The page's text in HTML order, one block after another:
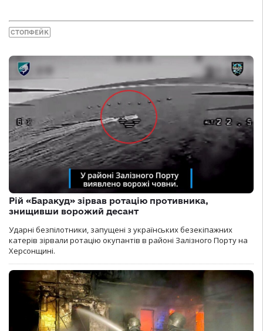
СТОПФЕЙК
Рій «Баракуд» зірвав ротацію противника,
знищивши ворожий десант
Ударні безпілотники, запущені з українських безекіпажних
катерів зірвали ротацію окупантів в районі Залізного Порту на
Херсонщині.